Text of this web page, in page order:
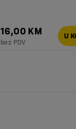
16,00 KM
bez PDV
U